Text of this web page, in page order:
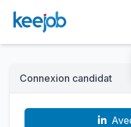
Connexion candidat